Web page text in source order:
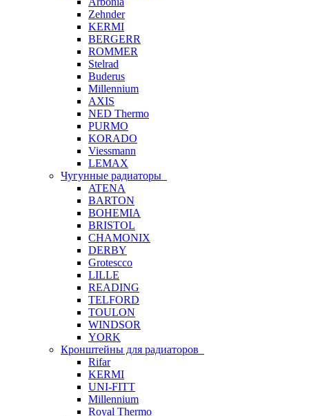
Zehnder
KERMI
BERGERR
ROMMER
Stelrad
Buderus
Millennium
AXIS
NED Thermo
PURMO
KORADO
Viessmann
LEMAX
Чугунные радиаторы
ATENA
BARTON
BOHEMIA
BRISTOL
CHAMONIX
DERBY
Grotescco
LILLE
READING
TELFORD
TOULON
WINDSOR
YORK
Кронштейны для радиаторов
Rifar
KERMI
UNI-FITT
Millennium
Royal Thermo